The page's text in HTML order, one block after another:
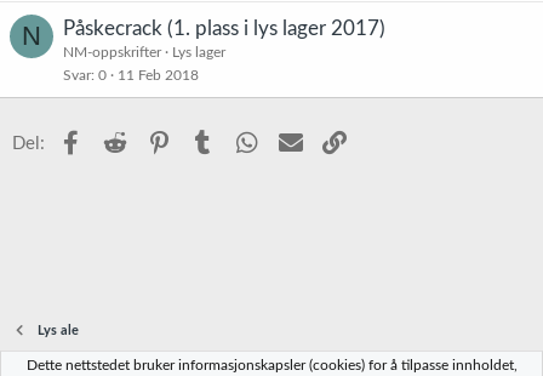
N Påskecrack (1. plass i lys lager 2017)
NM-oppskrifter
Lys lager
Svar 0 11 Feb 2018
Del: Facebook
Reddit PinterestTumblr WhatsApp
E-post
Lys ale
Dette nettstedet bruker informasjonskapsler (cookies) for å tilpasse innholdet,